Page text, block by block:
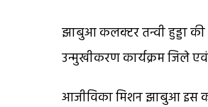
झाबुआ कलक्टर तन्वी हुड्डा की
उन्मुखीकरण कार्यक्रम जिले
आजीविका मिशन झाबुआ इस